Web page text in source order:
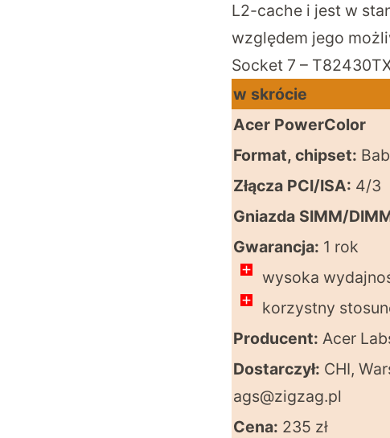
L2-cache i jest w
względem jego
Socket 7 –
w skrócie
Acer PowerColor
Format, chipset:
Złącza PCI/ISA: 4/3
Gniazda SIMM/
Gwarancja: 1 rok
wysoka
korzystny
Producent: Acer
Dostarczył: CHI,
ags@zigzag.pl
Cena: 235 zł